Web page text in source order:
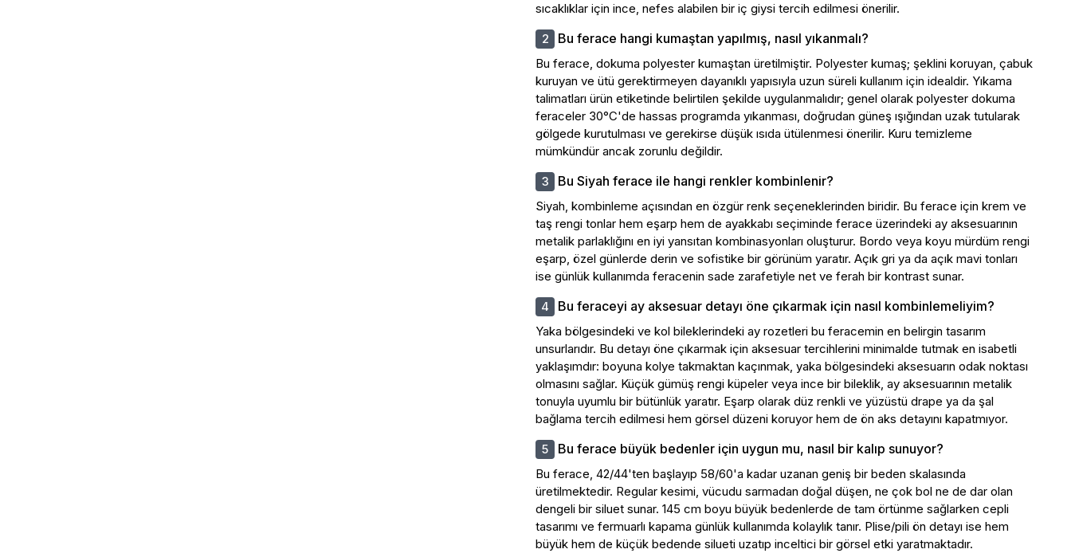
sıcaklıklar için ince, nefes alabilen bir iç giysi tercih edilmesi önerilir.
Bu ferace hangi kumaştan yapılmış, nasıl yıkanmalı?
Bu ferace, dokuma polyester kumaştan üretilmiştir. Polyester kumaş; şeklini koruyan, çabuk
kuruyan ve ütü gerektirmeyen dayanıklı yapısıyla uzun süreli kullanım için idealdir. Yıkama
talimatları ürün etiketinde belirtilen şekilde uygulanmalıdır; genel olarak polyester dokuma
feraceler 30°C'de hassas programda yıkanması, doğrudan güneş ışığından uzak tutularak
gölgede kurutulması ve gerekirse düşük ısıda ütülenmesi önerilir. Kuru temizleme
mümkündür ancak zorunlu değildir.
Bu Siyah ferace ile hangi renkler kombinlenir?
Siyah, kombinleme açısından en özgür renk seçeneklerinden biridir. Bu ferace için krem ve
taş rengi tonlar hem eşarp hem de ayakkabı seçiminde ferace üzerindeki ay aksesuarının
metalik parlaklığını en iyi yansıtan kombinasyonları oluşturur. Bordo veya koyu mürdüm rengi
eşarp, özel günlerde derin ve sofistike bir görünüm yaratır. Açık gri ya da açık mavi tonları
ise günlük kullanımda feracenin sade zarafetiyle net ve ferah bir kontrast sunar.
Bu feraceyi ay aksesuar detayı öne çıkarmak için nasıl kombinlemeliyim?
Yaka bölgesindeki ve kol bileklerindeki ay rozetleri bu feracemin en belirgin tasarım
unsurlarıdır. Bu detayı öne çıkarmak için aksesuar tercihlerini minimalde tutmak en isabetli
yaklaşımdır: boyuna kolye takmaktan kaçınmak, yaka bölgesindeki aksesuarın odak noktası
olmasını sağlar. Küçük gümüş rengi küpeler veya ince bir bileklik, ay aksesuarının metalik
tonuyla uyumlu bir bütünlük yaratır. Eşarp olarak düz renkli ve yüzüstü drape ya da şal
bağlama tercih edilmesi hem görsel düzeni koruyor hem de ön aks detayını kapatmıyor.
Bu ferace büyük bedenler için uygun mu, nasıl bir kalıp sunuyor?
Bu ferace, 42/44'ten başlayıp 58/60'a kadar uzanan geniş bir beden skalasında
üretilmektedir. Regular kesimi, vücudu sarmadan doğal düşen, ne çok bol ne de dar olan
dengeli bir siluet sunar. 145 cm boyu büyük bedenlerde de tam örtünme sağlarken cepli
tasarımı ve fermuarlı kapama günlük kullanımda kolaylık tanır. Plise/pili ön detayı ise hem
büyük hem de küçük bedende silueti uzatıp inceltici bir görsel etki yaratmaktadır.